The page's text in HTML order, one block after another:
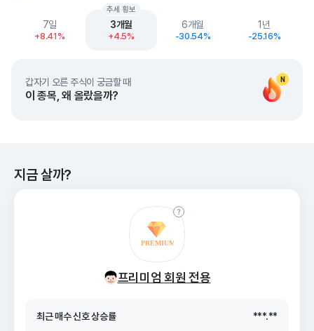
End of interactive chart.
7일
+8.41%
3개월
+4.5%
추세 횡보
6개월
-30.54%
1년
-25.16%
N
갑자기 오른 주식이 궁금할 때
이 종목, 왜 올랐을까?
지금 살까?
프리미엄 회원 전용